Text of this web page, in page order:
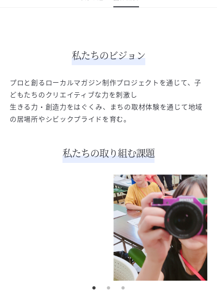
私たちのビジョン
プロと創るローカルマガジン制作プロジェクトを通じて、子
どもたちのクリエイティブな力を刺激し
生きる力・創造力をはぐくみ、まちの取材体験を通じて地域
の居場所やシビックプライドを育む。
私たちの取り組む課題